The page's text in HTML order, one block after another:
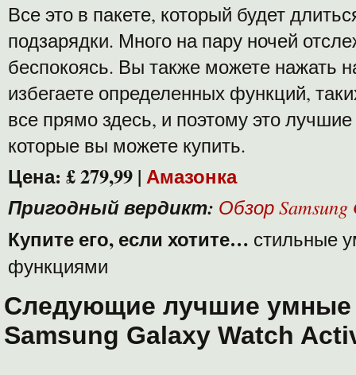
Все это в пакете, который будет
подзарядки. Много на пару ночей
беспокоясь. Вы также можете нажать
избегаете определенных функций,
все прямо здесь, и поэтому это
которые вы можете купить.
Цена: £ 279,99 | Амазонка
Пригодный вердикт: Обзор Samsung
Купите его, если хотите… стильные
функциями
Следующие лучшие умные
Samsung Galaxy Watch